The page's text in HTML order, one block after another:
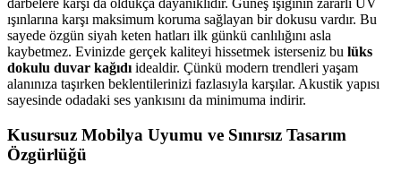
darbelere karşı da oldukça dayanıklıdır. Güneş ışığının zararlı UV
ışınlarına karşı maksimum koruma sağlayan bir dokusu vardır. Bu
sayede özgün siyah keten hatları ilk günkü canlılığını asla
kaybetmez. Evinizde gerçek kaliteyi hissetmek isterseniz bu lüks
dokulu duvar kağıdı idealdir. Çünkü modern trendleri yaşam
alanınıza taşırken beklentilerinizi fazlasıyla karşılar. Akustik yapısı
sayesinde odadaki ses yankısını da minimuma indirir.
Kusursuz Mobilya Uyumu ve Sınırsız Tasarım
Özgürlüğü